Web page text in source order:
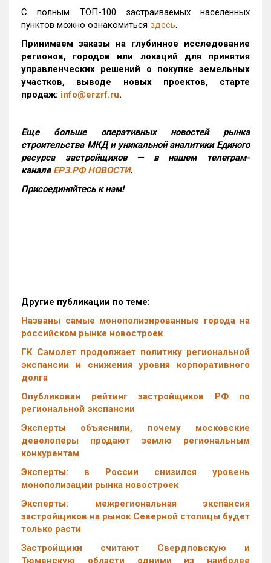
С полным ТОП-100 застраиваемых населенных
пунктов можно ознакомиться здесь.
Принимаем заказы на глубинное исследование
регионов, городов или локаций для принятия
управленческих решений о покупке земельных
участков, выводе новых проектов, старте
продаж: info@erzrf.ru.
Еще больше оперативных новостей рынка
строительства МКД и уникальной аналитики Единого
ресурса застройщиков — в нашем телеграм-
канале ЕРЗ.РФ НОВОСТИ.
Присоединяйтесь к нам!
Другие публикации по теме:
Названы самые монополизированные города на
российском рынке новостроек
ГК Самолет продолжает политику региональной
экспансии и снижения уровня корпоративного
долга
Опубликован рейтинг застройщиков РФ по
региональной экспансии
Эксперты объяснили, почему московские
девелоперы продают землю региональным
конкурентам
Эксперты: в России снизился уровень
монополизации рынка новостроек
Эксперты: межрегиональная экспансия
застройщиков на рынок Северной столицы будет
только расти
Застройщики считают Свердловскую и